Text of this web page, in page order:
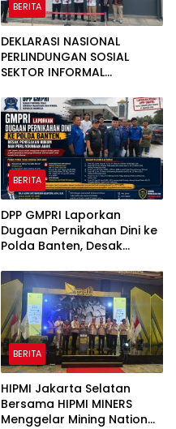
BERITA
DEKLARASI NASIONAL
PERLINDUNGAN SOSIAL
SEKTOR INFORMAL
DILUNCURKAN, PEMERINTAH
PERKUAT PERLINDUNGAN
4.000 PEMULUNG BANTAR
GEBANG
BERITA
DPP GMPRI Laporkan
Dugaan Pernikahan Dini ke
Polda Banten, Desak
Perlindungan Anak
BERITA
HIPMI Jakarta Selatan
Bersama HIPMI MINERS
Menggelar Mining Nation